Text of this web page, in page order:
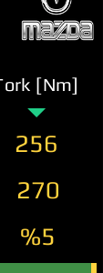
[Nm]
256
270
%5